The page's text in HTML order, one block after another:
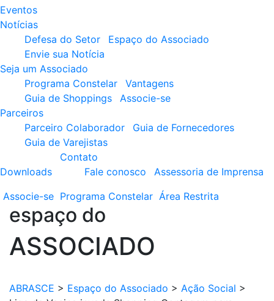
Eventos
Notícias
Defesa do Setor
Espaço do Associado
Envie sua Notícia
Seja um Associado
Programa Constelar
Vantagens
Guia de Shoppings
Associe-se
Parceiros
Parceiro Colaborador
Guia de Fornecedores
Guia de Varejistas
Downloads
Contato
Fale conosco
Assessoria de Imprensa
Associe-se Programa Constelar Área Restrita
espaço do
ASSOCIADO
ABRASCE > Espaço do Associado > Ação Social >